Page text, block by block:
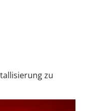
zu